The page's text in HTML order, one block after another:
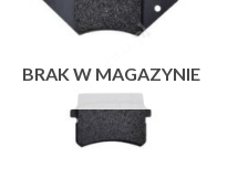
BRAK W MAGAZYNIE